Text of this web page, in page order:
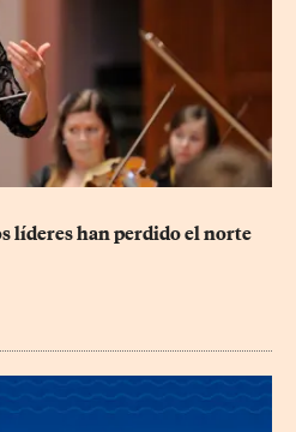
líderes han perdido el norte